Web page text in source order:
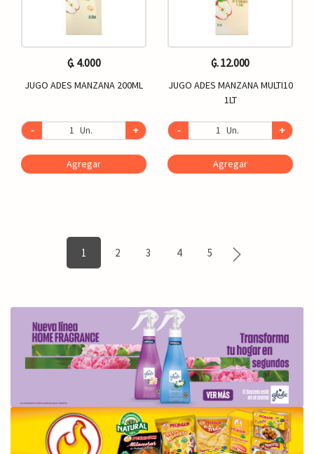
₲. 4.000
JUGO ADES MANZANA 200ML
- Un. +
Agregar
₲. 12.000
JUGO ADES MANZANA MULTI10
1LT
- Un. +
Agregar
1 2 3 4 5